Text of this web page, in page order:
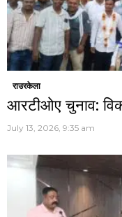
राउरकेला
आरटीओए चुनाव:
July 13, 2026, 9:35 am